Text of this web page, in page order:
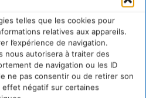
telles que les cookies pour
relatives aux appareils.
l’expérience de navigation.
nous autorisera à traiter des
de navigation ou les ID
ne pas consentir ou de retirer son
négatif sur certaines
un vif intérêt le discours du Pr
toujours très clair, à la
des controverses ici ou là,
est en jeu, y adhère
conscience de tous ces
respirons et consommons au
tous risques » pour reprendre